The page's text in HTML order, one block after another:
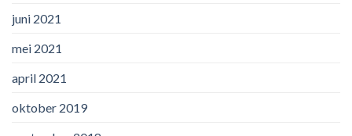
juni 2021
mei 2021
april 2021
oktober 2019